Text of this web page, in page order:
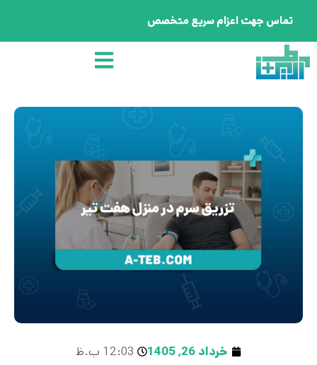
تماس جهت اعزام سریع متخصص
خرداد 26, 1405 12:03 ب.ظ